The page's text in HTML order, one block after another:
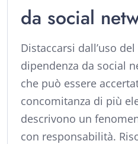
da social
Distaccarsi dall’uso
dipendenza da social
che può essere
concomitanza di più
descrivono un
con responsabilità.